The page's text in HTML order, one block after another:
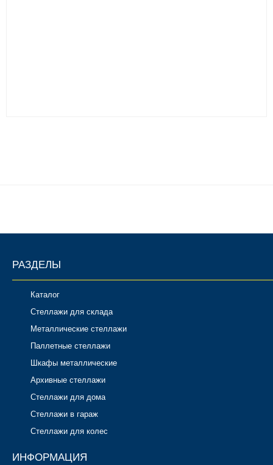
РАЗДЕЛЫ
Каталог
Стеллажи для склада
Металлические стеллажи
Паллетные стеллажи
Шкафы металлические
Архивные стеллажи
Стеллажи для дома
Стеллажи в гараж
Стеллажи для колес
ИНФОРМАЦИЯ